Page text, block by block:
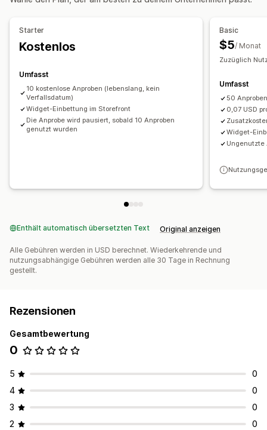
Starter
Kostenlos
Umfasst
10 kostenlose Anproben (lebenslang, kein
Verfallsdatum)
Widget-Einbettung im Storefront
Die Anprobe wird pausiert, sobald 10 Anproben
genutzt wurden
Basic
$5/ Monat
Zuzüglich
Umfasst
50
0,07 USD
Widget-
Ungenutzte
Enthält automatisch übersetzten Text Original anzeigen
Alle Gebühren werden in USD berechnet. Wiederkehrende und
nutzungsabhängige Gebühren werden alle 30 Tage in Rechnung
gestellt.
Rezensionen
Gesamtbewertung
0
5
0
4
0
3
0
2
0